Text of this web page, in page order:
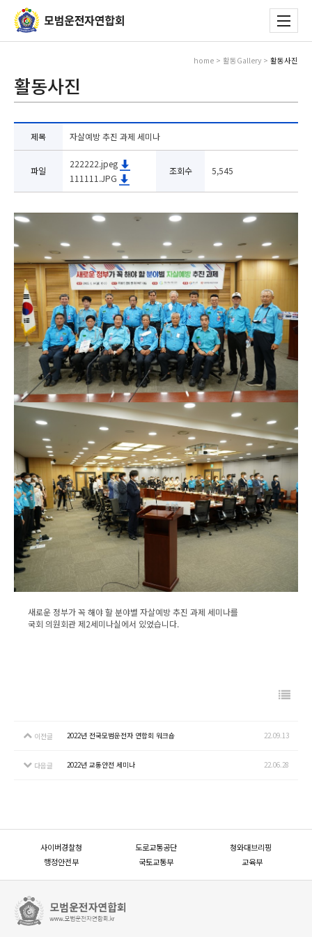
활동사진
home > 활동Gallery > 활동사진
제목 자살예방 추진 과제 세미나
파일
222222.jpeg
111111.JPG
조회수 5,545
새로운 정부가 꼭 해야 할 분야별 자살예방 추진 과제 세미나를
국회 의원회관 제2세미나실에서 있었습니다.
이전글 2022년 전국모범운전자 연합회 워크숍 22.09.13
다음글 2022년 교통안전 세미나 22.06.28
사이버경찰청 도로교통공단
청와대브리핑
행정안전부
국토교통부 교육부